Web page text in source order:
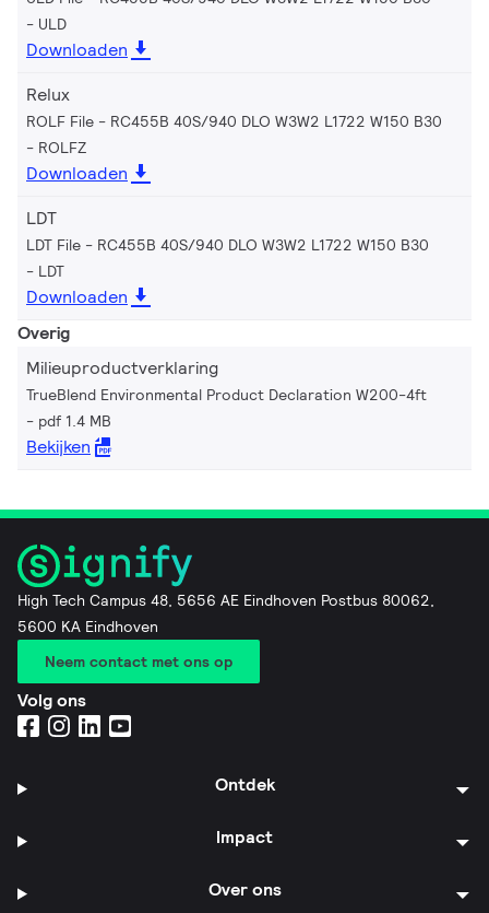
ULD
Downloaden
Relux
ROLF File - RC455B 40S/940 DLO W3W2 L1722 W150 B30
ROLFZ
Downloaden
LDT
LDT File - RC455B 40S/940 DLO W3W2 L1722 W150 B30
LDT
Downloaden
Overig
Milieuproductverklaring
TrueBlend Environmental Product Declaration W200-4ft
pdf 1.4 MB
Bekijken
High Tech Campus 48, 5656 AE Eindhoven Postbus 80062,
5600 KA Eindhoven
Neem contact met ons op
Volg ons
Ontdek
Impact
Over ons